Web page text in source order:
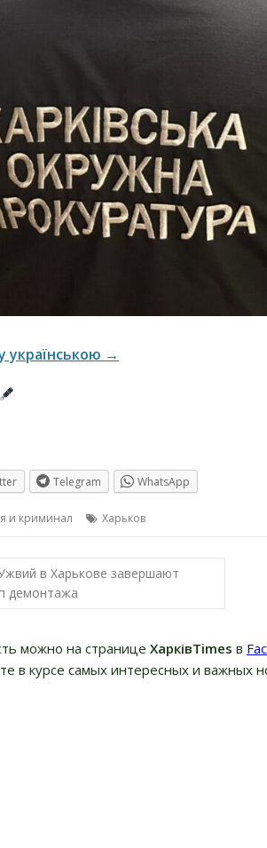
українською →
Telegram WhatsApp
и криминал Харьков
в Харькове завершают
демонтажа
можно на странице ХарківTimes в
в курсе самых интересных и важных